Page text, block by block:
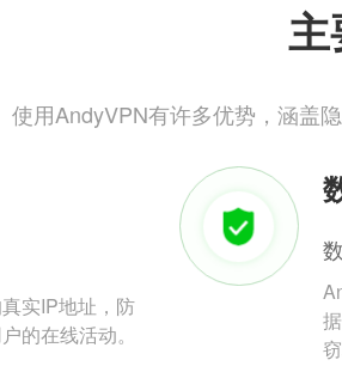
主
使用AndyVPN有许多优势，涵盖
实IP地址，防
的在线活动。